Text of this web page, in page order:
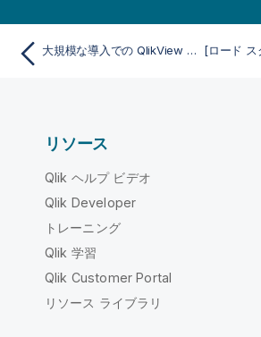
大規模な導入での QlikView ツールバーのカスタマイズ
リソース
Qlik ヘルプ ビデオ
Qlik Developer
トレーニング
Qlik 学習
Qlik Customer Portal
リソース ライブラリ